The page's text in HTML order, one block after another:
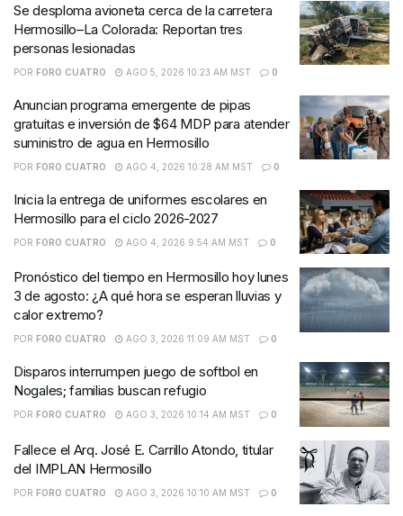
Se desploma avioneta cerca de la carretera
Hermosillo–La Colorada: Reportan tres
personas lesionadas
POR FORO CUATRO AGO 5, 2026 10:23 AM MST 0
Anuncian programa emergente de pipas
gratuitas e inversión de $64 MDP para atender
suministro de agua en Hermosillo
POR FORO CUATRO AGO 4, 2026 10:28 AM MST 0
Inicia la entrega de uniformes escolares en
Hermosillo para el ciclo 2026-2027
POR FORO CUATRO AGO 4, 2026 9:54 AM MST 0
Pronóstico del tiempo en Hermosillo hoy lunes
3 de agosto: ¿A qué hora se esperan lluvias y
calor extremo?
POR FORO CUATRO AGO 3, 2026 11:09 AM MST 0
Disparos interrumpen juego de softbol en
Nogales; familias buscan refugio
POR FORO CUATRO AGO 3, 2026 10:14 AM MST 0
Fallece el Arq. José E. Carrillo Atondo, titular
del IMPLAN Hermosillo
POR FORO CUATRO AGO 3, 2026 10:10 AM MST 0